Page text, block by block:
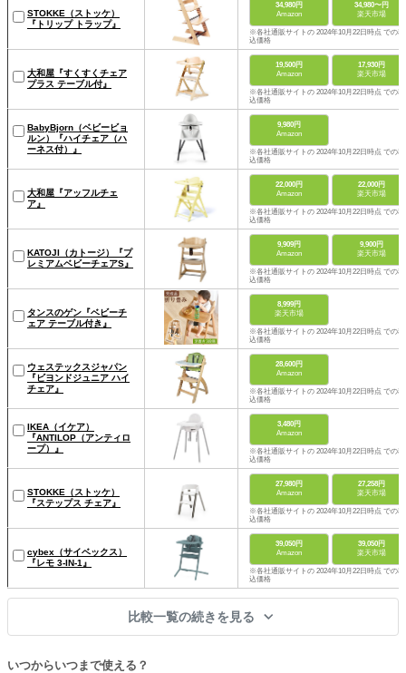
STOKKE（ストッケ）
『トリップ トラップ』
34,980円
Amazon
34,980〜円
楽天市場
※各社通販サイトの 2024年10月22日時点 での税
込価格
大和屋『すくすくチェア
プラス テーブル付』
19,500円
Amazon
17,930円
楽天市場
※各社通販サイトの 2024年10月22日時点 での税
込価格
BabyBjorn（ベビービョ
ルン）『ハイチェア（ハ
ーネス付）』
9,980円
Amazon
※各社通販サイトの 2024年10月22日時点 での税
込価格
大和屋『アッフルチェ
ア』
22,000円
Amazon
22,000円
楽天市場
※各社通販サイトの 2024年10月22日時点 での税
込価格
KATOJI（カトージ）『プ
レミアムベビーチェアS』
9,909円
Amazon
9,900円
楽天市場
※各社通販サイトの 2024年10月22日時点 での税
込価格
タンスのゲン『ベビーチ
ェア テーブル付き』
8,999円
楽天市場
※各社通販サイトの 2024年10月22日時点 での税
込価格
ウェステックスジャパン
『ビヨンドジュニア ハイ
チェア』
28,600円
Amazon
※各社通販サイトの 2024年10月22日時点 での税
込価格
IKEA（イケア）
『ANTILOP（アンティロ
ープ）』
3,480円
Amazon
※各社通販サイトの 2024年10月22日時点 での税
込価格
STOKKE（ストッケ）
『ステップス チェア』
27,980円
Amazon
27,258円
楽天市場
※各社通販サイトの 2024年10月22日時点 での税
込価格
cybex（サイベックス）
『レモ 3-IN-1』
39,050円
Amazon
39,050円
楽天市場
※各社通販サイトの 2024年10月22日時点 での税
込価格
比較一覧の続きを見る
いつからいつまで使える？